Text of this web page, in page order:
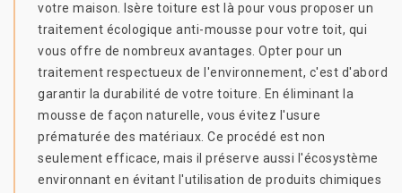
votre maison. Isère toiture est là pour vous proposer un
traitement écologique anti-mousse pour votre toit, qui
vous offre de nombreux avantages. Opter pour un
traitement respectueux de l'environnement, c'est d'abord
garantir la durabilité de votre toiture. En éliminant la
mousse de façon naturelle, vous évitez l'usure
prématurée des matériaux. Ce procédé est non
seulement efficace, mais il préserve aussi l'écosystème
environnant en évitant l'utilisation de produits chimiques